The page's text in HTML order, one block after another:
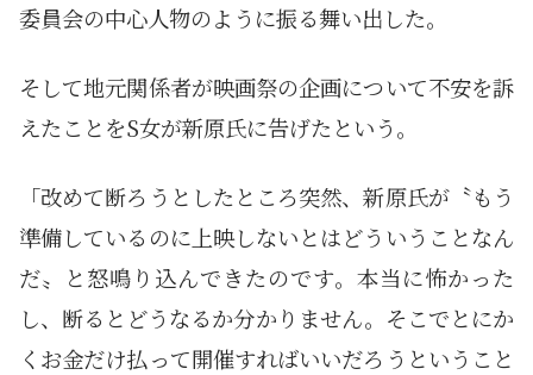
委員会の中心人物のように振る舞い出した。
そして地元関係者が映画祭の企画について不安を訴
えたことをS女が新原氏に告げたという。
「改めて断ろうとしたところ突然、新原氏が〝もう
準備しているのに上映しないとはどういうことなん
だ〟と怒鳴り込んできたのです。本当に怖かった
し、断るとどうなるか分かりません。そこでとにか
くお金だけ払って開催すればいいだろうということ